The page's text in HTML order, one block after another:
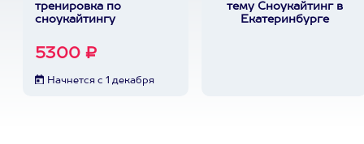
тренировка по
сноукайтингу
5300 ₽
Начнется с 1 декабря
тему Сноукайтинг в
Екатеринбурге